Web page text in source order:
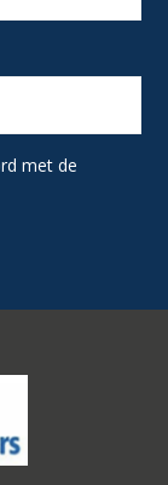
met de